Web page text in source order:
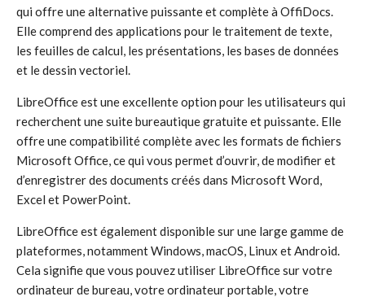
qui offre une alternative puissante et complète à OffiDocs.
Elle comprend des applications pour le traitement de texte,
les feuilles de calcul, les présentations, les bases de données
et le dessin vectoriel.
LibreOffice est une excellente option pour les utilisateurs qui
recherchent une suite bureautique gratuite et puissante. Elle
offre une compatibilité complète avec les formats de fichiers
Microsoft Office, ce qui vous permet d’ouvrir, de modifier et
d’enregistrer des documents créés dans Microsoft Word,
Excel et PowerPoint.
LibreOffice est également disponible sur une large gamme de
plateformes, notamment Windows, macOS, Linux et Android.
Cela signifie que vous pouvez utiliser LibreOffice sur votre
ordinateur de bureau, votre ordinateur portable, votre